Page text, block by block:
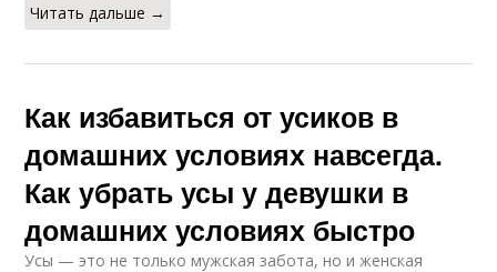
Читать дальше →
Как избавиться от усиков в
домашних условиях навсегда.
Как убрать усы у девушки в
домашних условиях быстро
Усы — это не только мужская забота, но и женская